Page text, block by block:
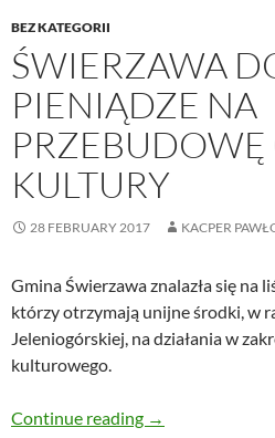
BEZ KATEGORII
ŚWIERZAWA
PIENIĄDZE NA
KULTURY
28 FEBRUARY 2017 KACPER
Gmina Świerzawa znalazła się na
którzy otrzymają unijne środki, w
Jeleniogórskiej, na działania w
kulturowego.
Continue reading Świerzawa
→